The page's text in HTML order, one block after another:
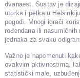
dvanaest. Sustav je
utorka i petka u
pogodi. Mnogi igrači
rođendana ili
jednaka za svaku
Važno je napomenuti
ovakvim aktivnostima.
statistički male,